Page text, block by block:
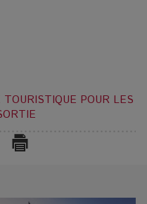
POUR LES